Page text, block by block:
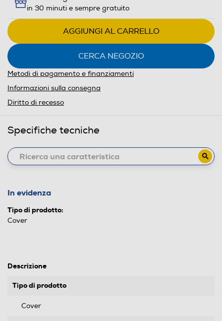
in 30 minuti e sempre gratuito
AGGIUNGI AL CARRELLO
CERCA NEGOZIO
Metodi di pagamento e finanziamenti
Informazioni sulla consegna
Diritto di recesso
Specifiche tecniche
In evidenza
Tipo di prodotto:
Cover
Descrizione
Tipo di prodotto
Cover